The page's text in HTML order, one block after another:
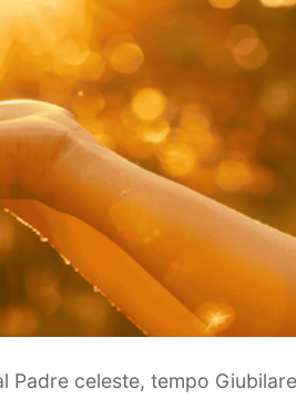
Padre celeste, tempo